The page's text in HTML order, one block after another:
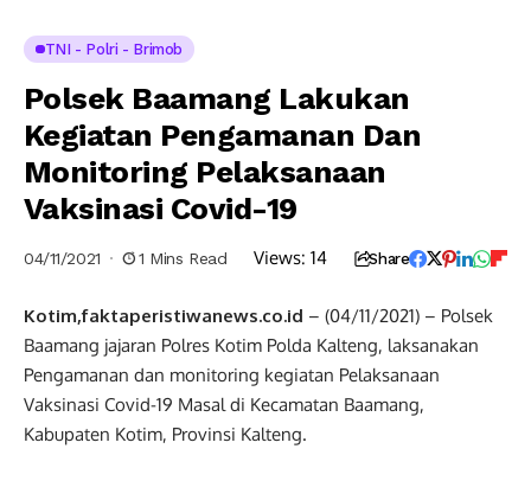
TNI - Polri - Brimob
Polsek Baamang Lakukan
Kegiatan Pengamanan Dan
Monitoring Pelaksanaan
Vaksinasi Covid-19
04/11/2021 1 Mins Read Views: 14 Share
Kotim,faktaperistiwanews.co.id – (04/11/2021) – Polsek
Baamang jajaran Polres Kotim Polda Kalteng, laksanakan
Pengamanan dan monitoring kegiatan Pelaksanaan
Vaksinasi Covid-19 Masal di Kecamatan Baamang,
Kabupaten Kotim, Provinsi Kalteng.